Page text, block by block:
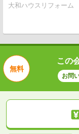
大和ハウスリフォーム
無料
この
お問